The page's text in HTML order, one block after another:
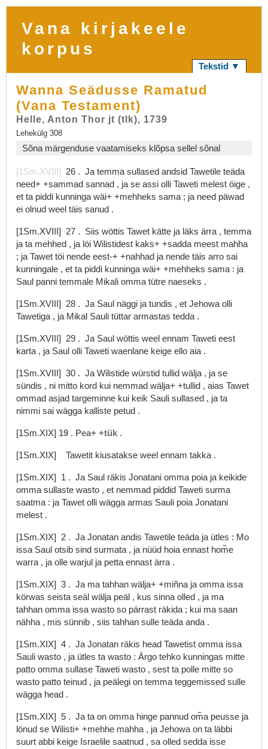
Vana kirjakeele
korpus
Tekstid ▼
Wanna Seädusse Ramatud
(Vana Testament)
Helle, Anton Thor jt (tlk), 1739
Lehekülg 308
Sõna märgenduse vaatamiseks klõpsa sellel sõnal
[1Sm.XVIII] 26 . Ja temma sullased andsid Tawetile teäda
need+ +sammad sannad , ja se assi olli Taweti melest öige ,
et ta piddi kunninga wäi+ +mehheks sama ; ja need päwad
ei olnud weel täis sanud .
[1Sm.XVIII] 27 . Siis wöttis Tawet kätte ja läks ärra , temma
ja ta mehhed , ja löi Wilistidest kaks+ +sadda meest mahha
; ja Tawet töi nende eest-+ +nahhad ja nende täis arro sai
kunningale , et ta piddi kunninga wäi+ +mehheks sama : ja
Saul panni temmale Mikali omma tütre naeseks .
[1Sm.XVIII] 28 . Ja Saul näggi ja tundis , et Jehowa olli
Tawetiga , ja Mikal Sauli tüttar armastas tedda .
[1Sm.XVIII] 29 . Ja Saul wöttis weel ennam Taweti eest
karta , ja Saul olli Taweti waenlane keige ello aia .
[1Sm.XVIII] 30 . Ja Wilistide würstid tullid wälja , ja se
sündis , ni mitto kord kui nemmad wälja+ +tullid , aias Tawet
ommad asjad targeminne kui keik Sauli sullased , ja ta
nimmi sai wägga kalliste petud .
[1Sm.XIX] 19 . Pea+ +tük .
[1Sm.XIX] Tawetit kiusatakse weel ennam takka .
[1Sm.XIX] 1 . Ja Saul räkis Jonatani omma poia ja keikide
omma sullaste wasto , et nemmad piddid Taweti surma
saatma : ja Tawet olli wägga armas Sauli poia Jonatani
melest .
[1Sm.XIX] 2 . Ja Jonatan andis Tawetile teäda ja ütles : Mo
issa Saul otsib sind surmata , ja nüüd hoia ennast hom̃e
warra , ja olle warjul ja petta ennast ärra .
[1Sm.XIX] 3 . Ja ma tahhan wälja+ +miñna ja omma issa
körwas seista seäl wälja peäl , kus sinna olled , ja ma
tahhan omma issa wasto so pärrast räkida ; kui ma saan
nähha , mis sünnib , siis tahhan sulle teäda anda .
[1Sm.XIX] 4 . Ja Jonatan räkis head Tawetist omma issa
Sauli wasto , ja ütles ta wasto : Ärgo tehko kunningas mitte
patto omma sullase Taweti wasto , sest ta polle mitte so
wasto patto teinud , ja peälegi on temma teggemissed sulle
wägga head .
[1Sm.XIX] 5 . Ja ta on omma hinge pannud om̃a peusse ja
lönud se Wilisti+ +mehhe mahha , ja Jehowa on ta läbbi
suurt abbi keige Israelile saatnud , sa olled sedda isse